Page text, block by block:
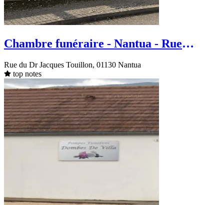
Chambre funéraire - Nantua - Rue
Rue du Dr Jacques Touillon, 01130 Nantua
top notes